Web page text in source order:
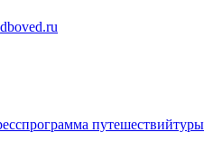
программа путешествийтуры